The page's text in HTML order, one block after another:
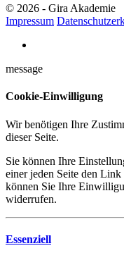
© 2026 - Gira Akademie
Impressum
message
Cookie-Einwilligung
Wir benötigen Ihre
dieser Seite.
Sie können Ihre
einer jeden Seite den
können Sie Ihre
widerrufen.
Essenziell